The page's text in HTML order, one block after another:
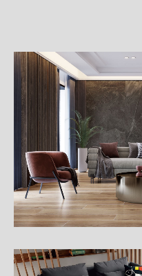
細